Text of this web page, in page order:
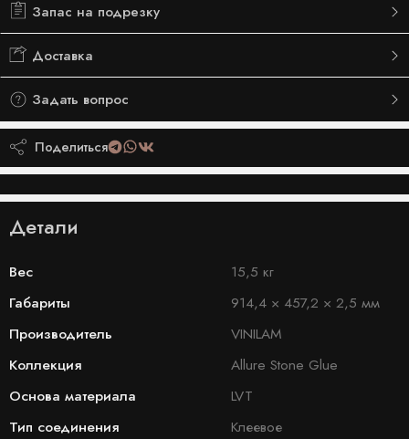
Запас на подрезку
Доставка
Задать вопрос
Поделиться
Детали
Вес
15,5 кг
Габариты
914,4 × 457,2 × 2,5 мм
Производитель
VINILAM
Коллекция
Allure Stone Glue
Основа материала
LVT
Тип соединения
Клеевое